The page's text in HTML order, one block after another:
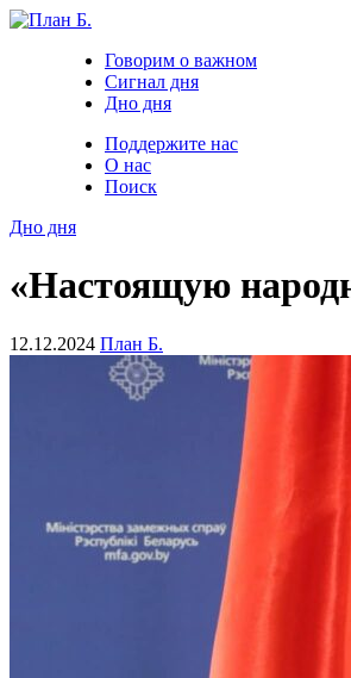
Говорим о важном
Сигнал дня
Дно дня
Поддержите нас
О нас
Поиск
Дно дня
«Настоящую
12.12.2024 План Б.